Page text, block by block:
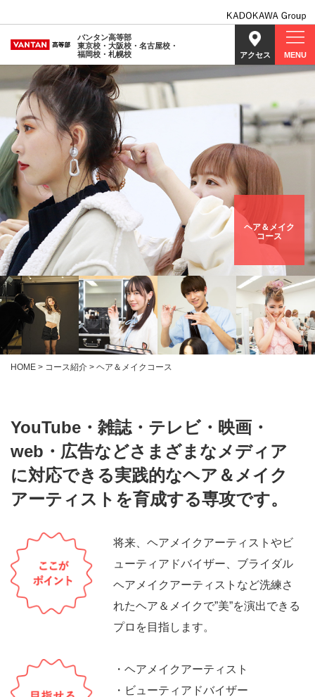
バンタン高等部
東京校・大阪校・名古屋校・
福岡校・札幌校
MENU
アクセス
ヘア＆メイク
コース
HOME > コース紹介 > ヘア＆メイクコース
YouTube・雑誌・テレビ・映画・
web・広告などさまざまなメディア
に対応できる実践的なヘア＆メイク
アーティストを育成する専攻です。
将来、ヘアメイクアーティストやビ
ューティアドバイザー、ブライダル
ヘアメイクアーティストなど洗練さ
れたヘア＆メイクで”美”を演出できる
プロを目指します。
・ヘアメイクアーティスト
・ビューティアドバイザー